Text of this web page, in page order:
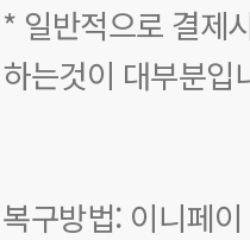
* 일반적으로 결제
하는것이 대부분입
복구방법: 이니페